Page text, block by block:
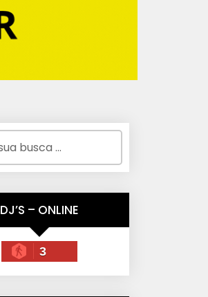
DJ’S – ONLINE
3